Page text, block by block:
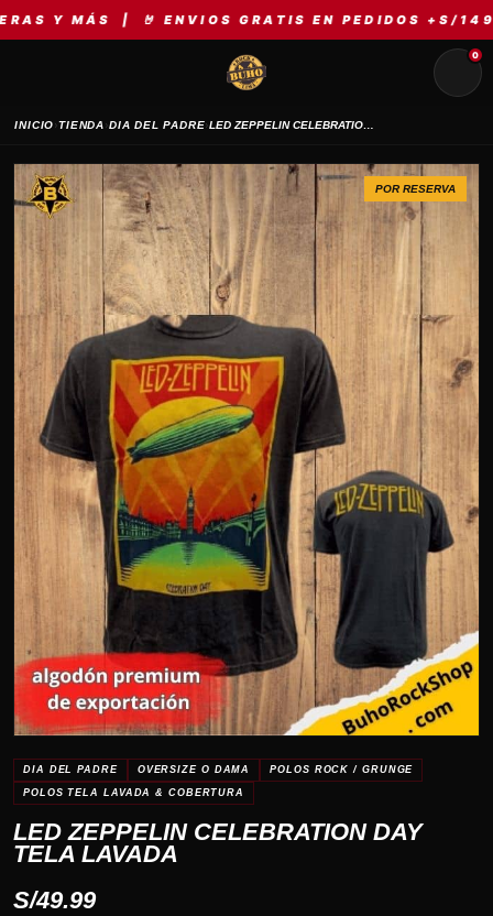
| 🤘 ENVIOS GRATIS EN PEDIDOS +S/149 | ⚡
0
INICIO›TIENDA›DIA DEL PADRE›
POR RESERVA
DIA DEL PADRE OVERSIZE O DAMA POLOS ROCK / GRUNGE
POLOS TELA LAVADA & COBERTURA
LED ZEPPELIN CELEBRATION DAY
TELA LAVADA
S/49.99